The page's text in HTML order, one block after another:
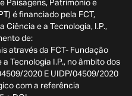
Paisagens, Património e
é financiado pela FCT,
Ciência e a Tecnologia, I.P.,
de:
através da FCT- Fundação
a Tecnologia I.P., no âmbito dos
2020 E UIDP/04509/2020
com a referência